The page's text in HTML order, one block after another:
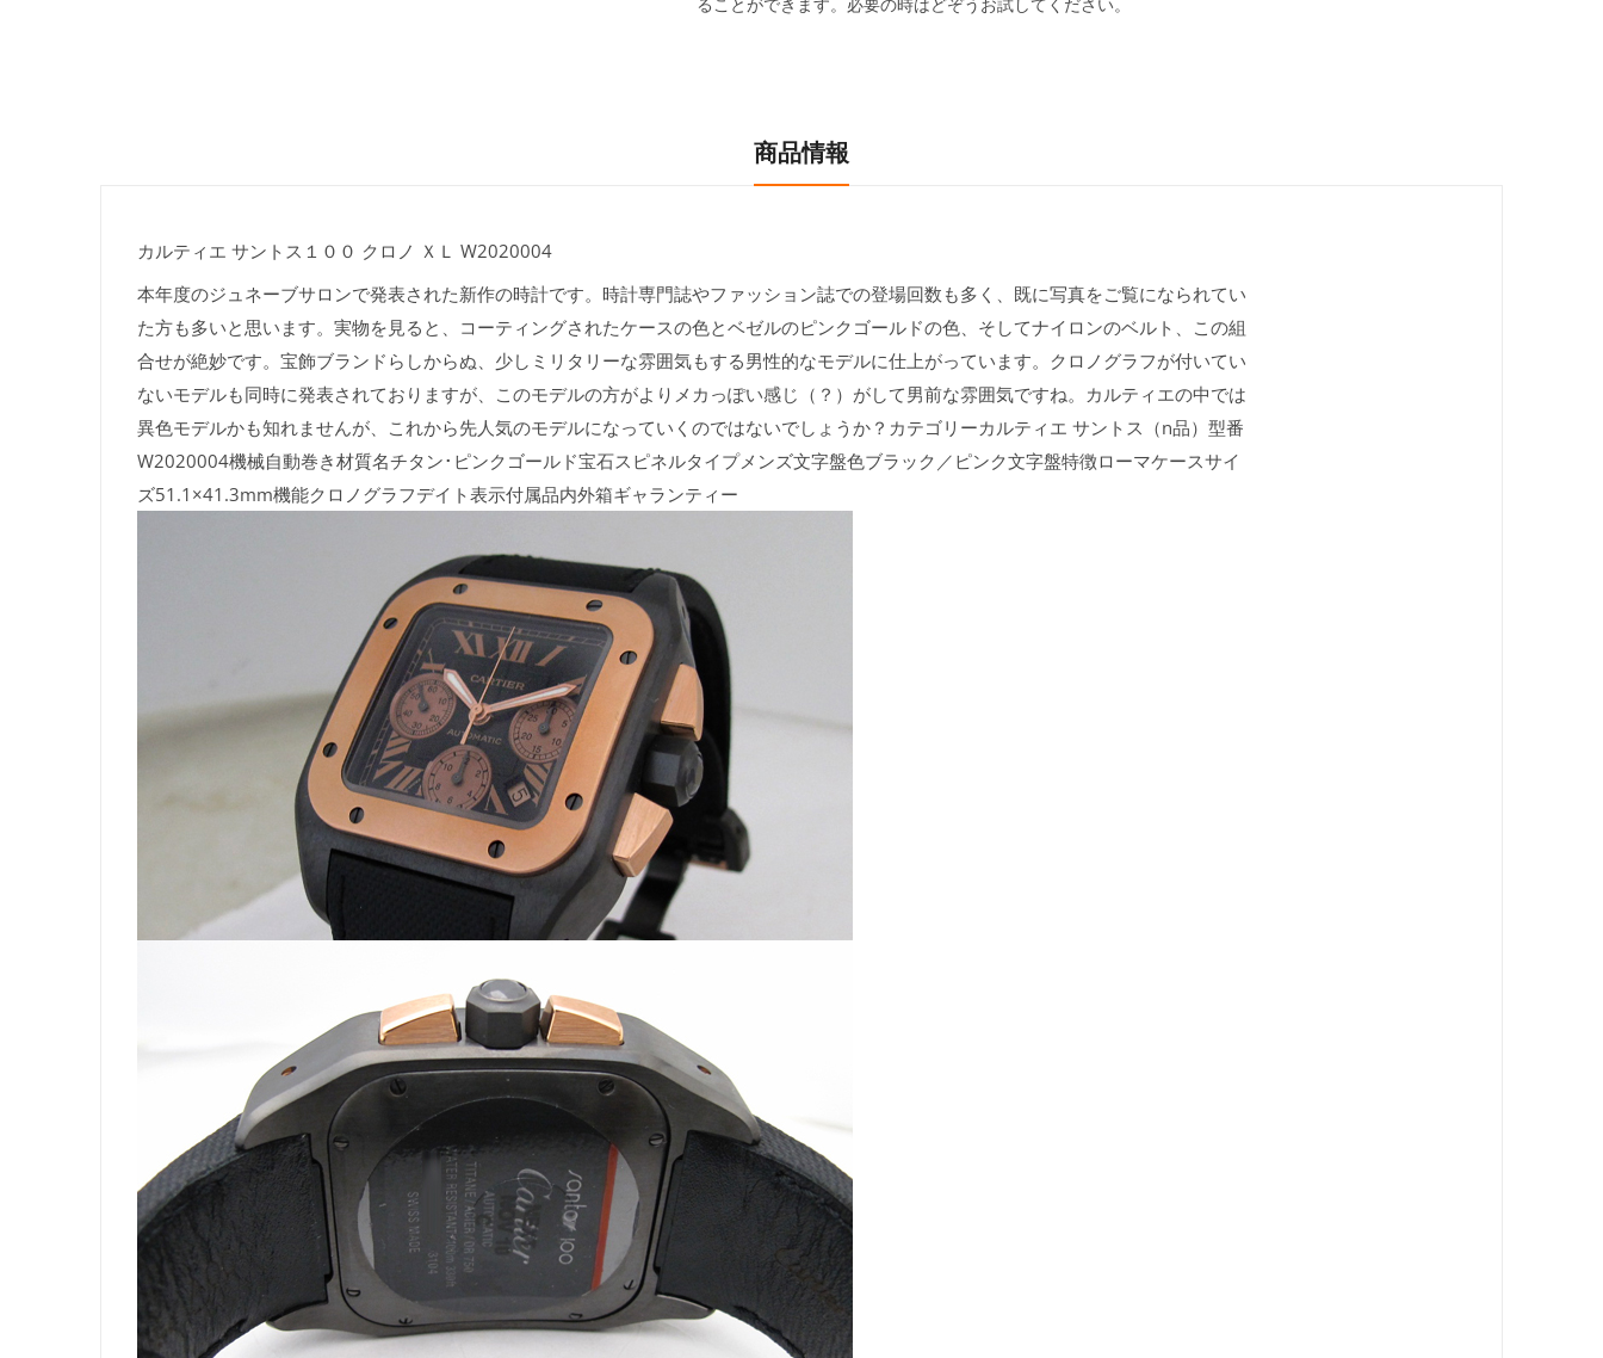
商品情報
カルティエ サントス１００ クロノ ＸＬ W2020004
本年度のジュネーブサロンで発表された新作の時計です。時計専門誌やファッション誌での登場回数も多く、既に写真をご覧になられてい
た方も多いと思います。実物を見ると、コーティングされたケースの色とベゼルのピンクゴールドの色、そしてナイロンのベルト、この組
合せが絶妙です。宝飾ブランドらしからぬ、少しミリタリーな雰囲気もする男性的なモデルに仕上がっています。クロノグラフが付いてい
ないモデルも同時に発表されておりますが、このモデルの方がよりメカっぽい感じ（？）がして男前な雰囲気ですね。カルティエの中では
異色モデルかも知れませんが、これから先人気のモデルになっていくのではないでしょうか？カテゴリーカルティエ サントス（n品）型番
W2020004機械自動巻き材質名チタン･ピンクゴールド宝石スピネルタイプメンズ文字盤色ブラック／ピンク文字盤特徴ローマケースサイ
ズ51.1×41.3mm機能クロノグラフデイト表示付属品内外箱ギャランティー